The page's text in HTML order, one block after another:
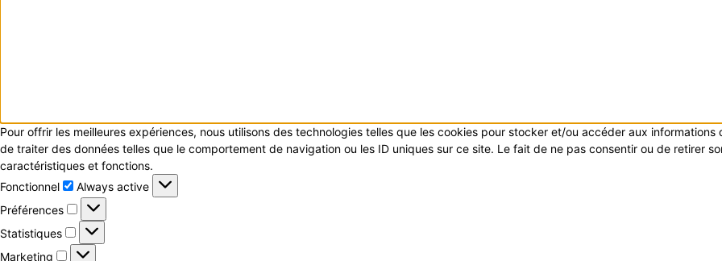
Pour offrir les meilleures expériences, nous utilisons des technologies telles que les cookies pour stocker et/ou accéder aux
de traiter des données telles que le comportement de navigation ou les ID uniques sur ce site. Le fait de ne pas consentir ou de retirer
caractéristiques et fonctions.
Fonctionnel
Fonctionnel
Always active
Préférences
Préférences
Statistiques Statistiques
Marketing Marketing